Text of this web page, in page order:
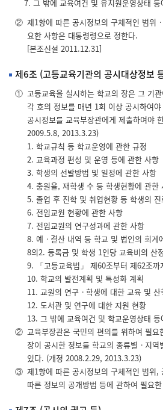
그 밖에 교육여건 및 유치원운영상태
② 제1항에 따른 공시정보의 구체적인 범위
요한 사항은 대통령령으로 정한다.
[본조신설 2011.12.31]
제6조 (고등교육기관의 공시대상정보
① 고등교육을 실시하는 학교의 장은 그 기
각 호의 정보를 매년 1회 이상 공시하여
공시정보를 교육부장관에게 제출하여야
2009.5.8, 2013.3.23)
1. 학교규칙 등 학교운영에 관한 규정
2. 교육과정 편성 및 운영 등에 관한 사항
3. 학생의 선발방법 및 일정에 관한 사항
4. 충원율, 재학생 수 등 학생현황에 관한
5. 졸업 후 진학 및 취업현황 등 학생의
6. 전임교원 현황에 관한 사항
7. 전임교원의 연구성과에 관한 사항
8. 예ㆍ결산 내역 등 학교 및 법인의 회계
8의2. 등록금 및 학생 1인당 교육비의 산
9. 「고등교육법」 제60조부터 제62조
10. 학교의 발전계획 및 특성화 계획
11. 교원의 연구ㆍ학생에 대한 교육 및 산
12. 도서관 및 연구에 대한 지원 현황
13. 그 밖에 교육여건 및 학교운영상태
② 교육부장관은 국민의 편의를 위하여 필
장이 공시한 정보를 학교의 종류별ㆍ지
있다. (개정 2008.2.29, 2013.3.23)
③ 제1항에 따른 공시정보의 구체적인 범위
따른 정보의 공개방법 등에 관하여 필요